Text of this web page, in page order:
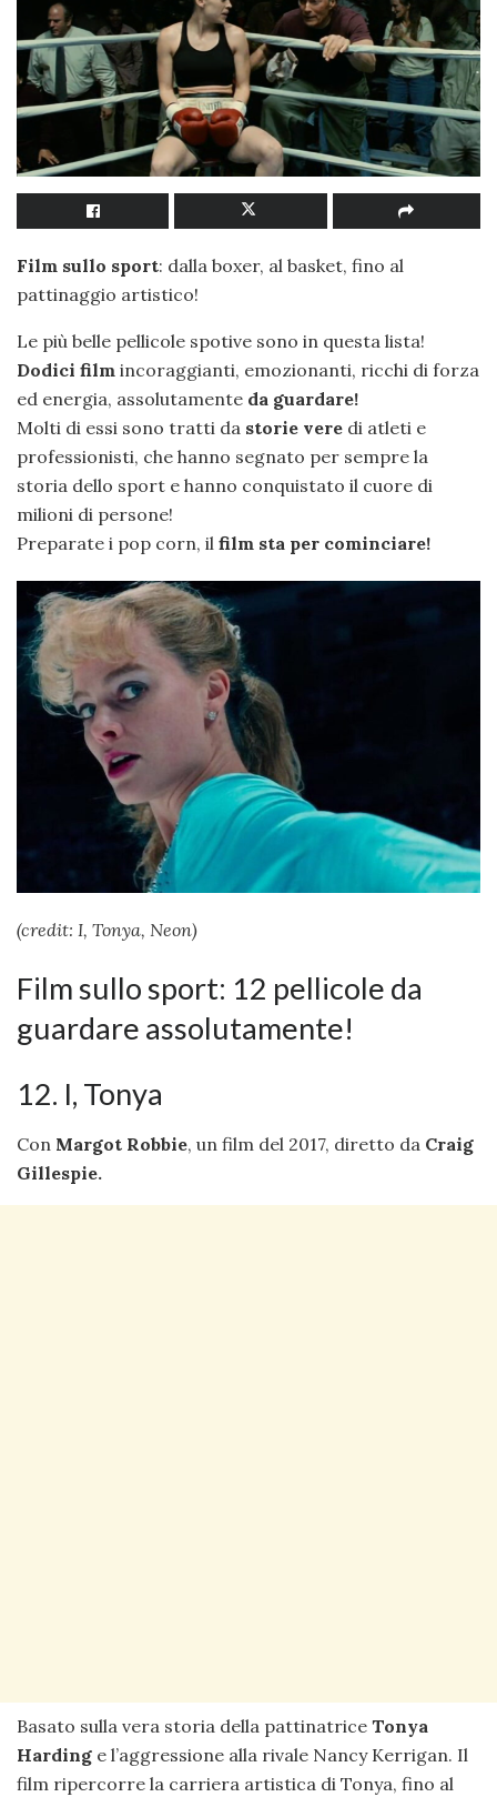
Film sullo sport: dalla boxer, al basket, fino al
pattinaggio artistico!
Le più belle pellicole spotive sono in questa lista!
Dodici film incoraggianti, emozionanti, ricchi di forza
ed energia, assolutamente da guardare!
Molti di essi sono tratti da storie vere di atleti e
professionisti, che hanno segnato per sempre la
storia dello sport e hanno conquistato il cuore di
milioni di persone!
Preparate i pop corn, il film sta per cominciare!
(credit: I, Tonya, Neon)
Film sullo sport: 12 pellicole da
guardare assolutamente!
12. I, Tonya
Con Margot Robbie, un film del 2017, diretto da Craig
Gillespie.
Basato sulla vera storia della pattinatrice Tonya
Harding e l’aggressione alla rivale Nancy Kerrigan. Il
film ripercorre la carriera artistica di Tonya, fino al